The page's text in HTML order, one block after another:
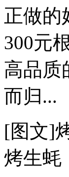
正做的
300元
高品质
而归...
[图文]
烤生蚝